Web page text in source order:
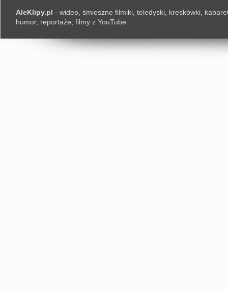
AleKlipy.pl - wideo, śmieszne filmiki, teledyski, kreskówki,
humor, reportaże, filmy z YouTube